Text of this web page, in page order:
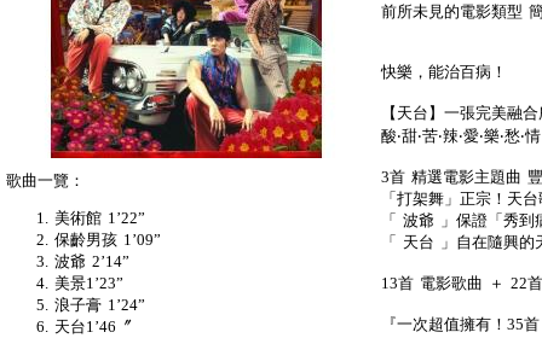
前所未見的電影類型
快樂，能治百病！
【天台】一張完美融
酸‧甜‧苦‧辣‧愛‧樂‧愁‧情
3首 精選電影主題曲
「打架舞」正宗！天
「 波爺 」保證「秀
「 天台 」自在隨興的
13首 電影歌曲 ＋ 22
『一次超值擁有！35
歌曲一覽：
美術館 1’22”
保齡男孩 1’09”
波爺 2’14”
美景1’23”
浪子膏 1’24”
天台1’46〞